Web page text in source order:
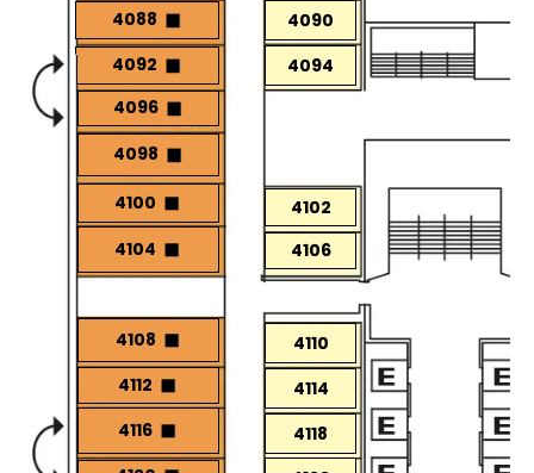
4088
4090
4092
4094
4096
4098
4100
4102
4104
4106
4108
4110
4112
4114
4116
4118